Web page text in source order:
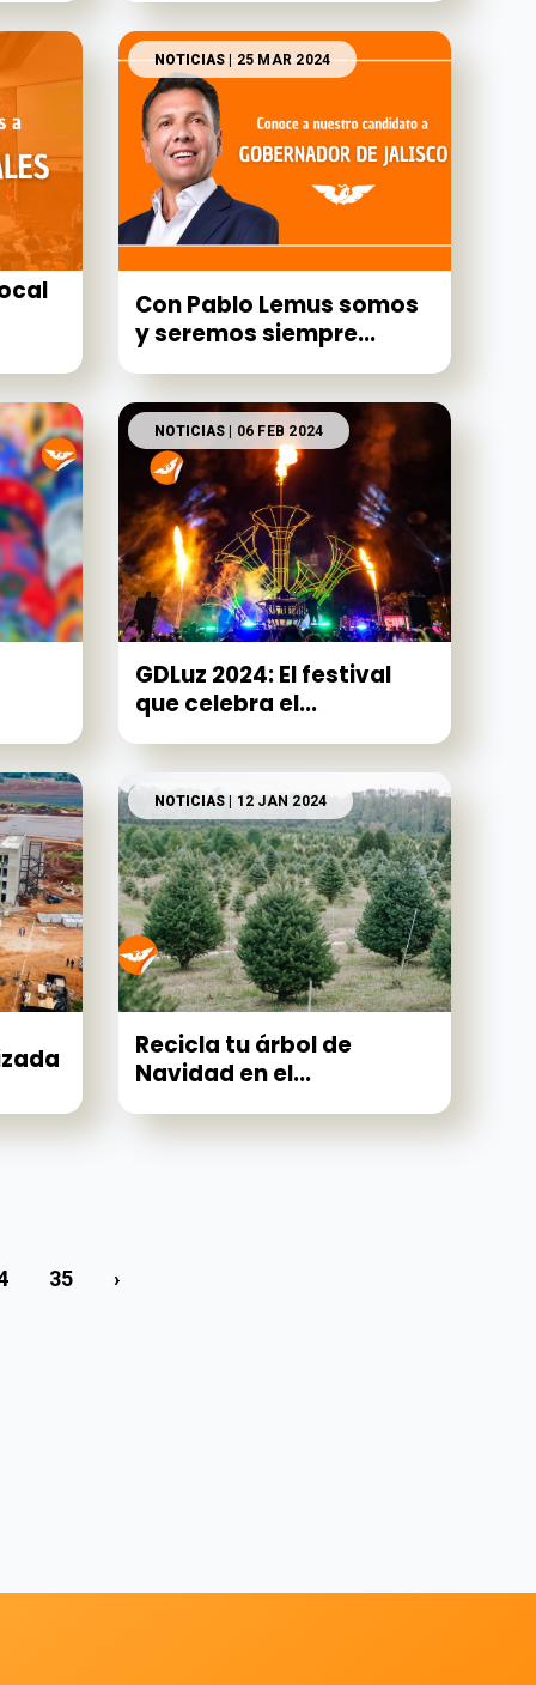
NOTICIAS| 25 MAR 2024
Con Pablo Lemus somos
y seremos siempre...
NOTICIAS | 06 FEB 2024
GDLuz 2024: El festival
que celebra el...
NOTICIAS | 12 JAN 2024
Recicla tu árbol de
Navidad en el...
35 ›